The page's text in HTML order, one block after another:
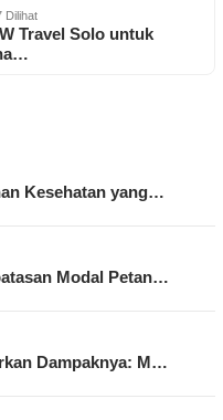
Dilihat
Travel Solo untuk
Kesehatan yang…
Modal Petan…
Dampaknya: M…